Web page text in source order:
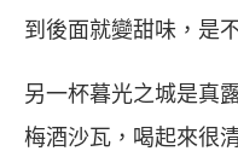
到後面就變甜味，是
另一杯暮光之城是真
梅酒沙瓦，喝起來很